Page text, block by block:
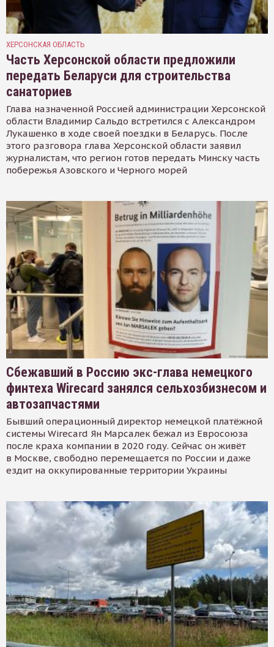
ХЕРСОНСКАЯ ОБЛАСТЬ
Часть Херсонской области предложили
передать Беларуси для строительства
санаториев
Глава назначенной Россией администрации Херсонской
области Владимир Сальдо встретился с Александром
Лукашенко в ходе своей поездки в Беларусь. После
этого разговора глава Херсонской области заявил
журналистам, что регион готов передать Минску часть
побережья Азовского и Черного морей
Сбежавший в Россию экс-глава немецкого
финтеха Wirecard занялся сельхозбизнесом и
автозапчастями
Бывший операционный директор немецкой платёжной
системы Wirecard Ян Марсалек бежал из Евросоюза
после краха компании в 2020 году. Сейчас он живёт
в Москве, свободно перемещается по России и даже
ездит на оккупированные территории Украины